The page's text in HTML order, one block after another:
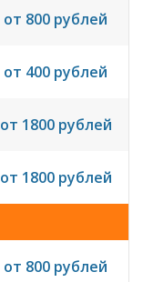
от 800 рублей
от 400 рублей
от 1800 рублей
от 1800 рублей
от 800 рублей